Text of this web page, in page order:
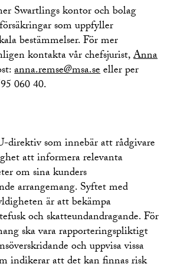
Swartlings kontor och bolag
som uppfyller
bestämmelser. För mer
kontakta vår chefsjurist,Anna
anna.remse@msa.seeller per
060 40.
direktiv som innebär att rådgivare
att informera relevanta
om sina kunders
arrangemang. Syftet med
är att bekämpa
och skatteundandragande. För
ska vara rapporteringspliktigt
och uppvisa vissa